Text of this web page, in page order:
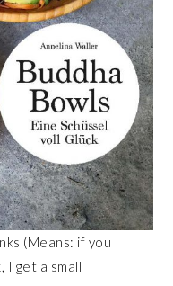
(Means: if you
I get a small